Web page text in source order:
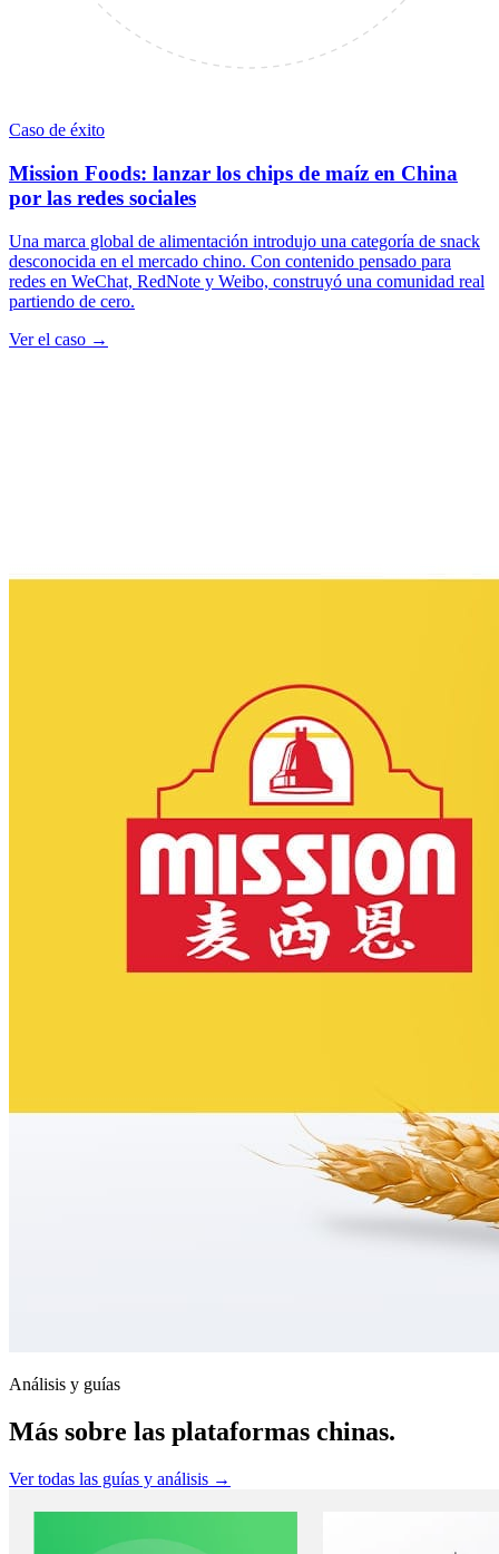
Caso de éxito
Mission Foods: lanzar los chips de maíz en China
por las redes sociales
Una marca global de alimentación introdujo una categoría de snack
desconocida en el mercado chino. Con contenido pensado para
redes en WeChat, RedNote y Weibo, construyó una comunidad real
partiendo de cero.
Ver el caso →
Análisis y guías
Más sobre las plataformas chinas.
Ver todas las guías y análisis →